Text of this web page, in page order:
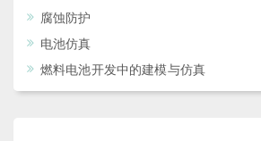
腐蚀防护
电池仿真
燃料电池开发中的建模与仿真